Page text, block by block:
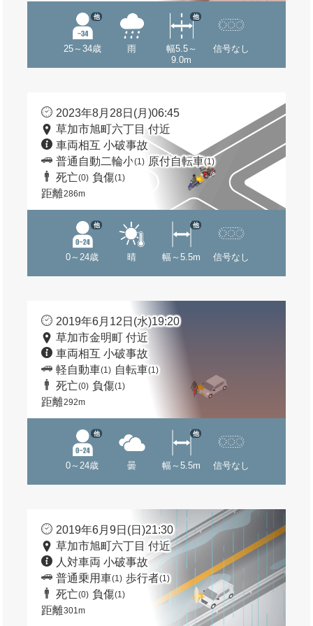
25～34歳
他
雨
幅5.5～
9.0m
他
信号なし
2023年8月28日(月)06:45
草加市旭町六丁目 付近
車両相互 小破事故
普通自動二輪小(1) 原付自転車(1)
死亡(0) 負傷(1)
距離286m
0～24歳
他
晴 幅～5.5m
他
信号なし
2019年6月12日(水)19:20
草加市金明町 付近
車両相互 小破事故
軽自動車(1) 自転車(1)
死亡(0) 負傷(1)
距離292m
0～24歳
他
曇 幅～5.5m
他
信号なし
2019年6月9日(日)21:30
草加市旭町六丁目 付近
人対車両 小破事故
普通乗用車(1) 歩行者(1)
死亡(0) 負傷(1)
距離301m